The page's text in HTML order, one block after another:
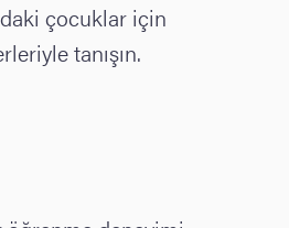
çocuklar için
tanışın.